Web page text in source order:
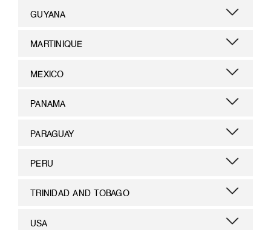
GUYANA
MARTINIQUE
MEXICO
PANAMA
PARAGUAY
PERU
TRINIDAD AND TOBAGO
USA